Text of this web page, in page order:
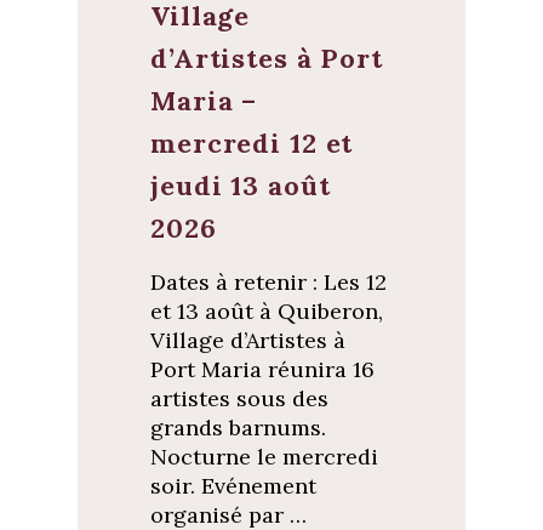
Village
d’Artistes à Port
Maria –
mercredi 12 et
jeudi 13 août
2026
Dates à retenir : Les 12
et 13 août à Quiberon,
Village d’Artistes à
Port Maria réunira 16
artistes sous des
grands barnums.
Nocturne le mercredi
soir. Evénement
organisé par …